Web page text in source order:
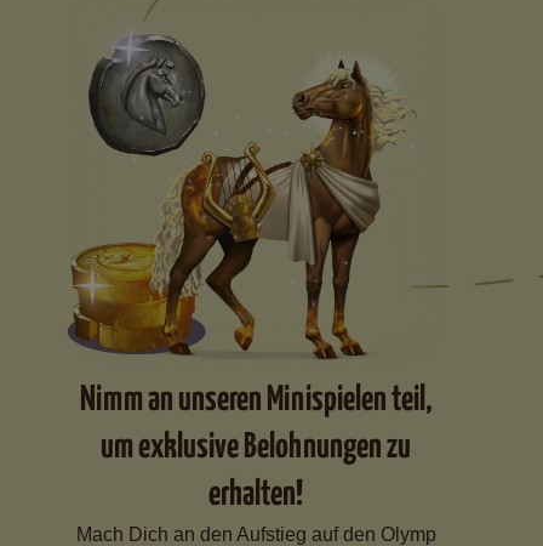
Nimm an unseren Minispielen teil,
um exklusive Belohnungen zu
erhalten!
Mach Dich an den Aufstieg auf den Olymp